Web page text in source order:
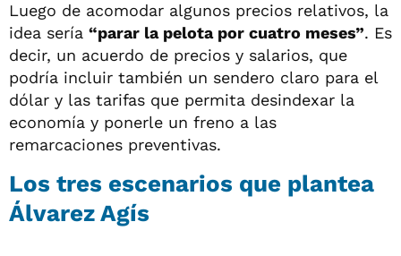
Luego de acomodar algunos precios relativos, la
idea sería “parar la pelota por cuatro meses”. Es
decir, un acuerdo de precios y salarios, que
podría incluir también un sendero claro para el
dólar y las tarifas que permita desindexar la
economía y ponerle un freno a las
remarcaciones preventivas.
Los tres escenarios que plantea
Álvarez Agís